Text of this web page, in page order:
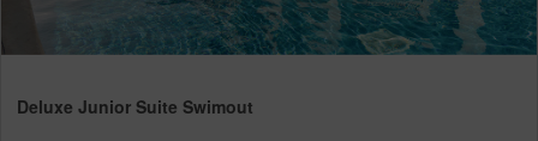
Deluxe Junior Suite Swimout